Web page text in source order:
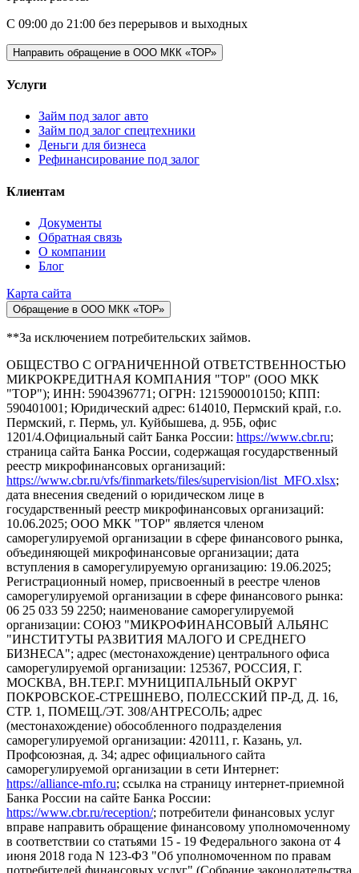
С 09:00 до 21:00 без перерывов и выходных
Направить обращение в ООО МКК «ТОР»
Услуги
Займ под залог авто
Займ под залог спецтехники
Деньги для бизнеса
Рефинансирование под залог
Клиентам
Документы
Обратная связь
О компании
Блог
Карта сайта
Обращение в ООО МКК «ТОР»
**За исключением потребительских займов.
ОБЩЕСТВО С ОГРАНИЧЕННОЙ ОТВЕТСТВЕННОСТЬЮ
МИКРОКРЕДИТНАЯ КОМПАНИЯ "ТОР" (ООО МКК
"ТОР"); ИНН: 5904396771; ОГРН: 1215900010150; КПП:
590401001; Юридический адрес: 614010, Пермский край, г.о.
Пермский, г. Пермь, ул. Куйбышева, д. 95Б, офис
1201/4.Официальный сайт Банка России: https://www.cbr.ru;
страница сайта Банка России, содержащая государственный
реестр микрофинансовых организаций:
https://www.cbr.ru/vfs/finmarkets/files/supervision/list_MFO.xlsx;
дата внесения сведений о юридическом лице в
государственный реестр микрофинансовых организаций:
10.06.2025; ООО МКК "ТОР" является членом
саморегулируемой организации в сфере финансового рынка,
объединяющей микрофинансовые организации; дата
вступления в саморегулируемую организацию: 19.06.2025;
Регистрационный номер, присвоенный в реестре членов
саморегулируемой организации в сфере финансового рынка:
06 25 033 59 2250; наименование саморегулируемой
организации: СОЮЗ "МИКРОФИНАНСОВЫЙ АЛЬЯНС
"ИНСТИТУТЫ РАЗВИТИЯ МАЛОГО И СРЕДНЕГО
БИЗНЕСА"; адрес (местонахождение) центрального офиса
саморегулируемой организации: 125367, РОССИЯ, Г.
МОСКВА, ВН.ТЕР.Г. МУНИЦИПАЛЬНЫЙ ОКРУГ
ПОКРОВСКОЕ-СТРЕШНЕВО, ПОЛЕССКИЙ ПР-Д, Д. 16,
СТР. 1, ПОМЕЩ./ЭТ. 308/АНТРЕСОЛЬ; адрес
(местонахождение) обособленного подразделения
саморегулируемой организации: 420111, г. Казань, ул.
Профсоюзная, д. 34; адрес официального сайта
саморегулируемой организации в сети Интернет:
https://alliance-mfo.ru; ссылка на страницу интернет-приемной
Банка России на сайте Банка России:
https://www.cbr.ru/reception/; потребители финансовых услуг
вправе направить обращение финансовому уполномоченному
в соответствии со статьями 15 - 19 Федерального закона от 4
июня 2018 года N 123-ФЗ "Об уполномоченном по правам
потребителей финансовых услуг" (Собрание законодательства